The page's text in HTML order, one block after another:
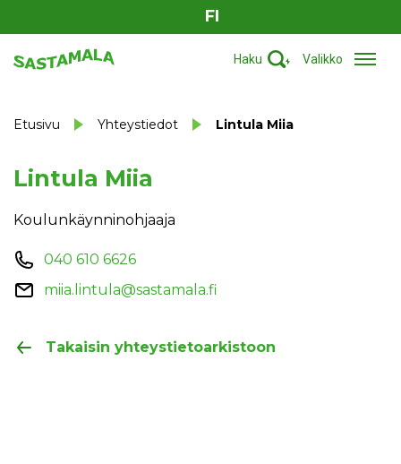
FI
Haku Valikko
Etusivu Yhteystiedot Lintula Miia
Lintula Miia
Koulunkäynninohjaaja
040 610 6626
miia.lintula@sastamala.fi
Takaisin yhteystietoarkistoon